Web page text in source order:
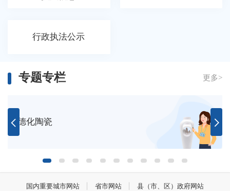
行政执法公示
专题专栏 更多>
德化陶瓷
国内重要城市网站 省市网站 县（市、区）政府网站